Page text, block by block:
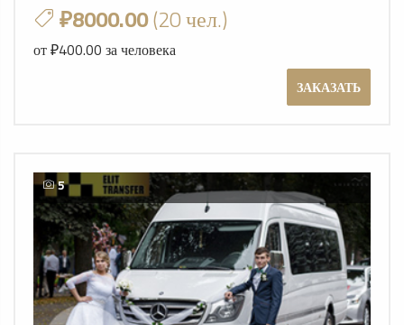
₽8000.00(20 чел.)
от ₽400.00 за человека
ЗАКАЗАТЬ
5